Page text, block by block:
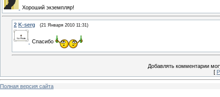
Хороший экземпляр!
2 K-serg (21 Января 2010 11:31)
Спасибо
Добавлять комментарии
[
Полная версия сайта